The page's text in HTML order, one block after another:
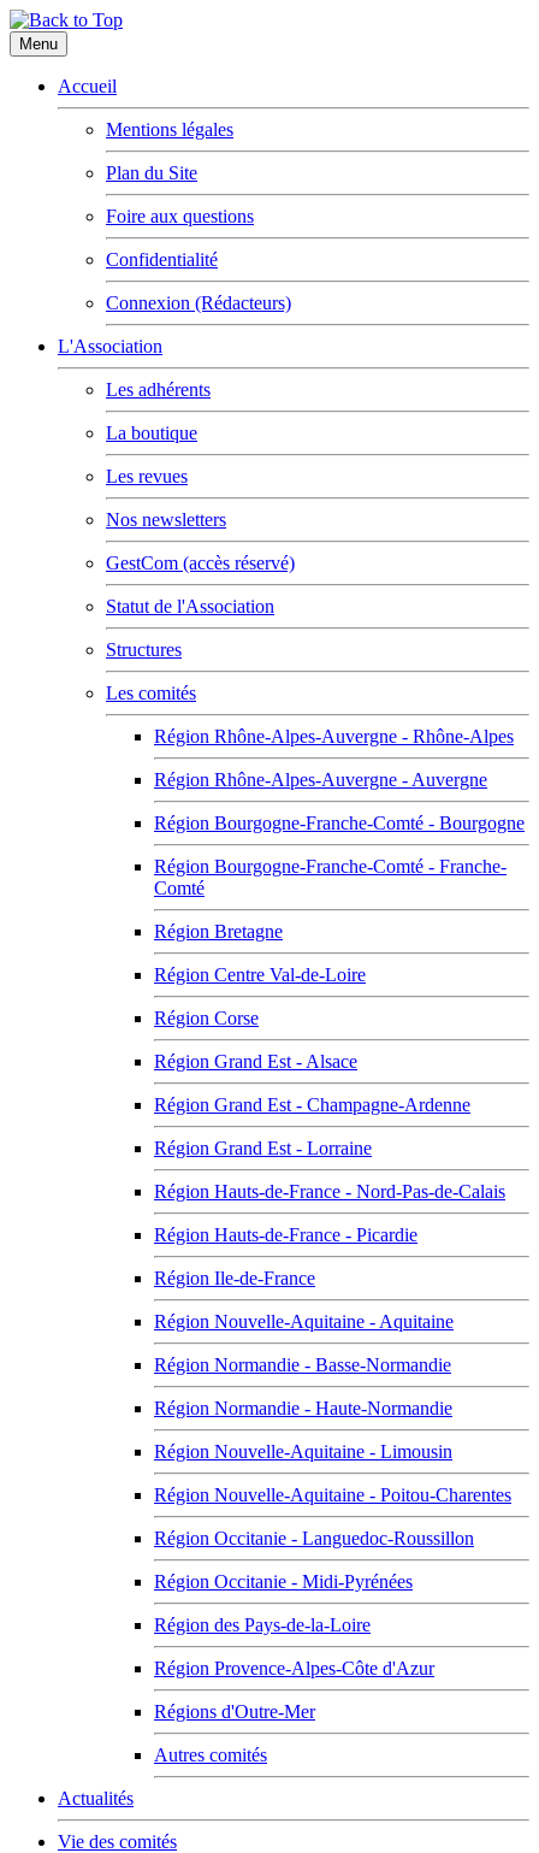
Menu
Accueil
Mentions légales
Plan du Site
Foire aux questions
Confidentialité
Connexion (Rédacteurs)
L'Association
Les adhérents
La boutique
Les revues
Nos newsletters
GestCom (accès réservé)
Statut de l'Association
Structures
Les comités
Région Rhône-Alpes-Auvergne - Rhône-Alpes
Région Rhône-Alpes-Auvergne - Auvergne
Région Bourgogne-Franche-Comté - Bourgogne
Région Bourgogne-Franche-Comté - Franche-
Comté
Région Bretagne
Région Centre Val-de-Loire
Région Corse
Région Grand Est - Alsace
Région Grand Est - Champagne-Ardenne
Région Grand Est - Lorraine
Région Hauts-de-France - Nord-Pas-de-Calais
Région Hauts-de-France - Picardie
Région Ile-de-France
Région Nouvelle-Aquitaine - Aquitaine
Région Normandie - Basse-Normandie
Région Normandie - Haute-Normandie
Région Nouvelle-Aquitaine - Limousin
Région Nouvelle-Aquitaine - Poitou-Charentes
Région Occitanie - Languedoc-Roussillon
Région Occitanie - Midi-Pyrénées
Région des Pays-de-la-Loire
Région Provence-Alpes-Côte d'Azur
Régions d'Outre-Mer
Autres comités
Actualités
Vie des comités